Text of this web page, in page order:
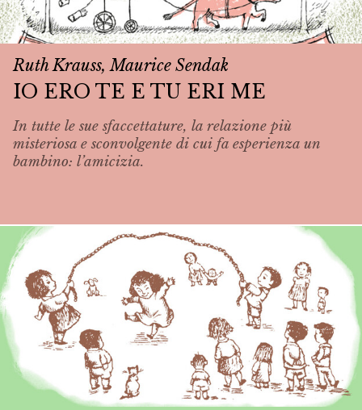
Ruth Krauss, Maurice Sendak
IO ERO TE E TU ERI ME
In tutte le sue sfaccettature, la relazione più
misteriosa e sconvolgente di cui fa esperienza un
bambino: l’amicizia.